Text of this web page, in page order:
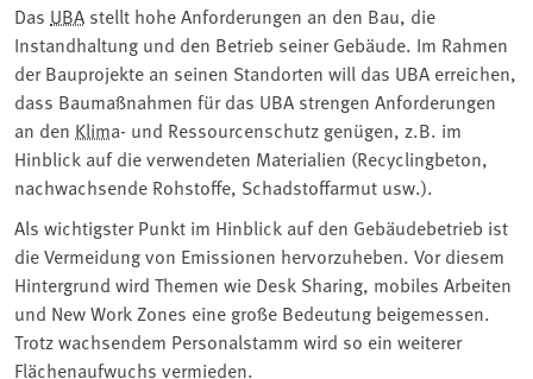
Das UBA stellt hohe Anforderungen an den Bau, die
Instandhaltung und den Betrieb seiner Gebäude. Im Rahmen
der Bauprojekte an seinen Standorten will das UBA erreichen,
dass Baumaßnahmen für das UBA strengen Anforderungen
an den Klima- und Ressourcenschutz genügen, z.B. im
Hinblick auf die verwendeten Materialien (Recyclingbeton,
nachwachsende Rohstoffe, Schadstoffarmut usw.).
Als wichtigster Punkt im Hinblick auf den Gebäudebetrieb ist
die Vermeidung von Emissionen hervorzuheben. Vor diesem
Hintergrund wird Themen wie Desk Sharing, mobiles Arbeiten
und New Work Zones eine große Bedeutung beigemessen.
Trotz wachsendem Personalstamm wird so ein weiterer
Flächenaufwuchs vermieden.